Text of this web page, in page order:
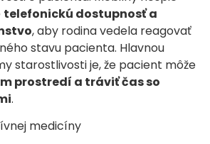
telefonickú dostupnosť a
, aby rodina vedela reagovať
stavu pacienta. Hlavnou
starostlivosti je, že pacient môže
prostredí a tráviť čas so
.
medicíny